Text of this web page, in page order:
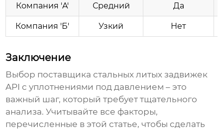
Компания 'A' Средний Да
Компания 'Б' Узкий Нет
Заключение
Выбор поставщика стальных литых задвижек
API с уплотнениями под давлением – это
важный шаг, который требует тщательного
анализа. Учитывайте все факторы,
перечисленные в этой статье, чтобы сделать